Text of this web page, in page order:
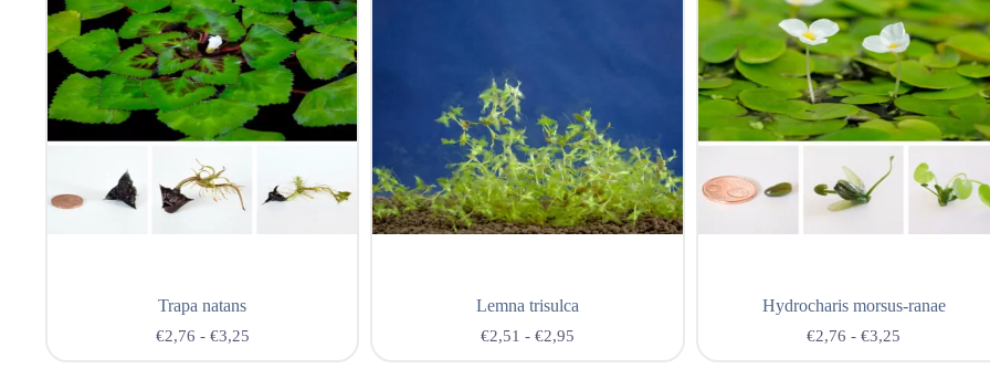
Trapa natans
€2,76 - €3,25
Lemna trisulca
€2,51 -€2,95
Hydrocharis morsus-ranae
€2,76 -€3,25